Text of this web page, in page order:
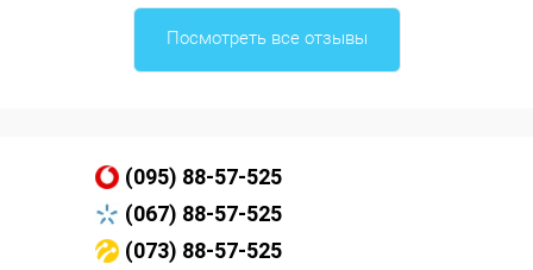
Посмотреть все отзывы
(095) 88-57-525
(067) 88-57-525
(073) 88-57-525